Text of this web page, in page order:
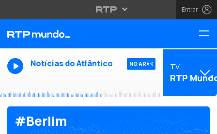
Entrar
Notícias do Atlântico NO AR TV
RTP
#Berlim